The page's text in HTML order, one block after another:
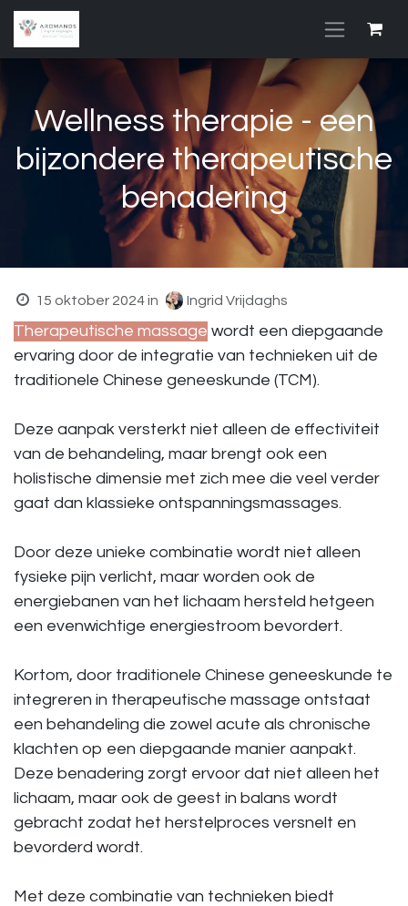
Overslaan naar inhoud
Wellness therapie - een
bijzondere therapeutische
benadering
15 oktober 2024 in Ingrid Vrijdaghs
Therapeutische massage wordt een diepgaande
ervaring door de integratie van technieken uit de
traditionele Chinese geneeskunde (TCM).
Deze aanpak versterkt niet alleen de effectiviteit
van de behandeling, maar brengt ook een
holistische dimensie met zich mee die veel verder
gaat dan klassieke ontspanningsmassages.
Door deze unieke combinatie wordt niet alleen
fysieke pijn verlicht, maar worden ook de
energiebanen van het lichaam hersteld hetgeen
een evenwichtige energiestroom bevordert.
Kortom, door traditionele Chinese geneeskunde te
integreren in therapeutische massage ontstaat
een behandeling die zowel acute als chronische
klachten op een diepgaande manier aanpakt.
Deze benadering zorgt ervoor dat niet alleen het
lichaam, maar ook de geest in balans wordt
gebracht zodat het herstelproces versnelt en
bevorderd wordt.
Met deze combinatie van technieken biedt